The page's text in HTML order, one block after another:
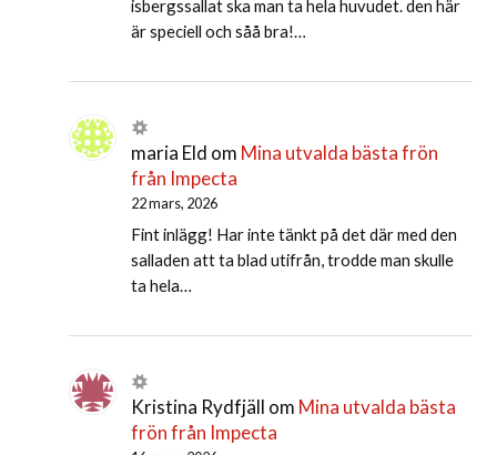
isbergssallat ska man ta hela huvudet. den här
är speciell och såå bra!…
maria Eld om Mina utvalda bästa frön
från Impecta
22 mars, 2026
Fint inlägg! Har inte tänkt på det där med den
salladen att ta blad utifrån, trodde man skulle
ta hela…
Kristina Rydfjäll om Mina utvalda bästa
frön från Impecta